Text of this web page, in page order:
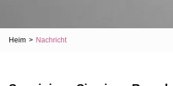
Heim > Nachricht